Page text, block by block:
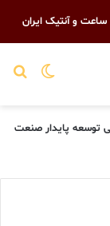
و آنتیک ایران
تغییر
توسعه پایدار صنعت